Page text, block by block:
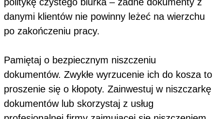
danymi klientów nie powinny leżeć na wierzchu
po zakończeniu pracy.
Pamiętaj o bezpiecznym niszczeniu
dokumentów. Zwykłe wyrzucenie ich do kosza to
proszenie się o kłopoty. Zainwestuj w niszczarkę
dokumentów lub skorzystaj z usług